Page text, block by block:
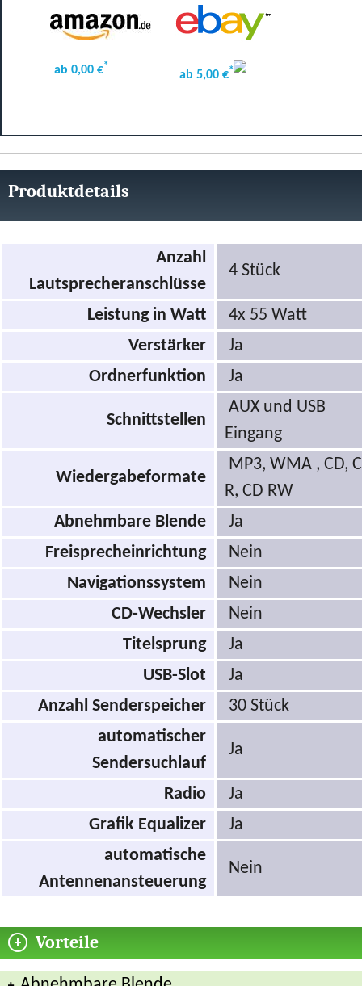
ab 0,00 €*
ab 5,00 €*
Produktdetails
Anzahl
Lautsprecheranschlüsse
4 Stück
Leistung in Watt
4x 55 Watt
Verstärker
Ja
Ordnerfunktion
Ja
Schnittstellen
AUX und USB
Eingang
Wiedergabeformate
MP3, WMA , CD,
R, CD RW
Abnehmbare Blende
Ja
Freisprecheinrichtung
Nein
Navigationssystem
Nein
CD-Wechsler
Nein
Titelsprung
Ja
USB-Slot
Ja
Anzahl Senderspeicher
30 Stück
automatischer
Sendersuchlauf
Ja
Radio
Ja
Grafik Equalizer
Ja
automatische
Antennenansteuerung
Nein
Vorteile